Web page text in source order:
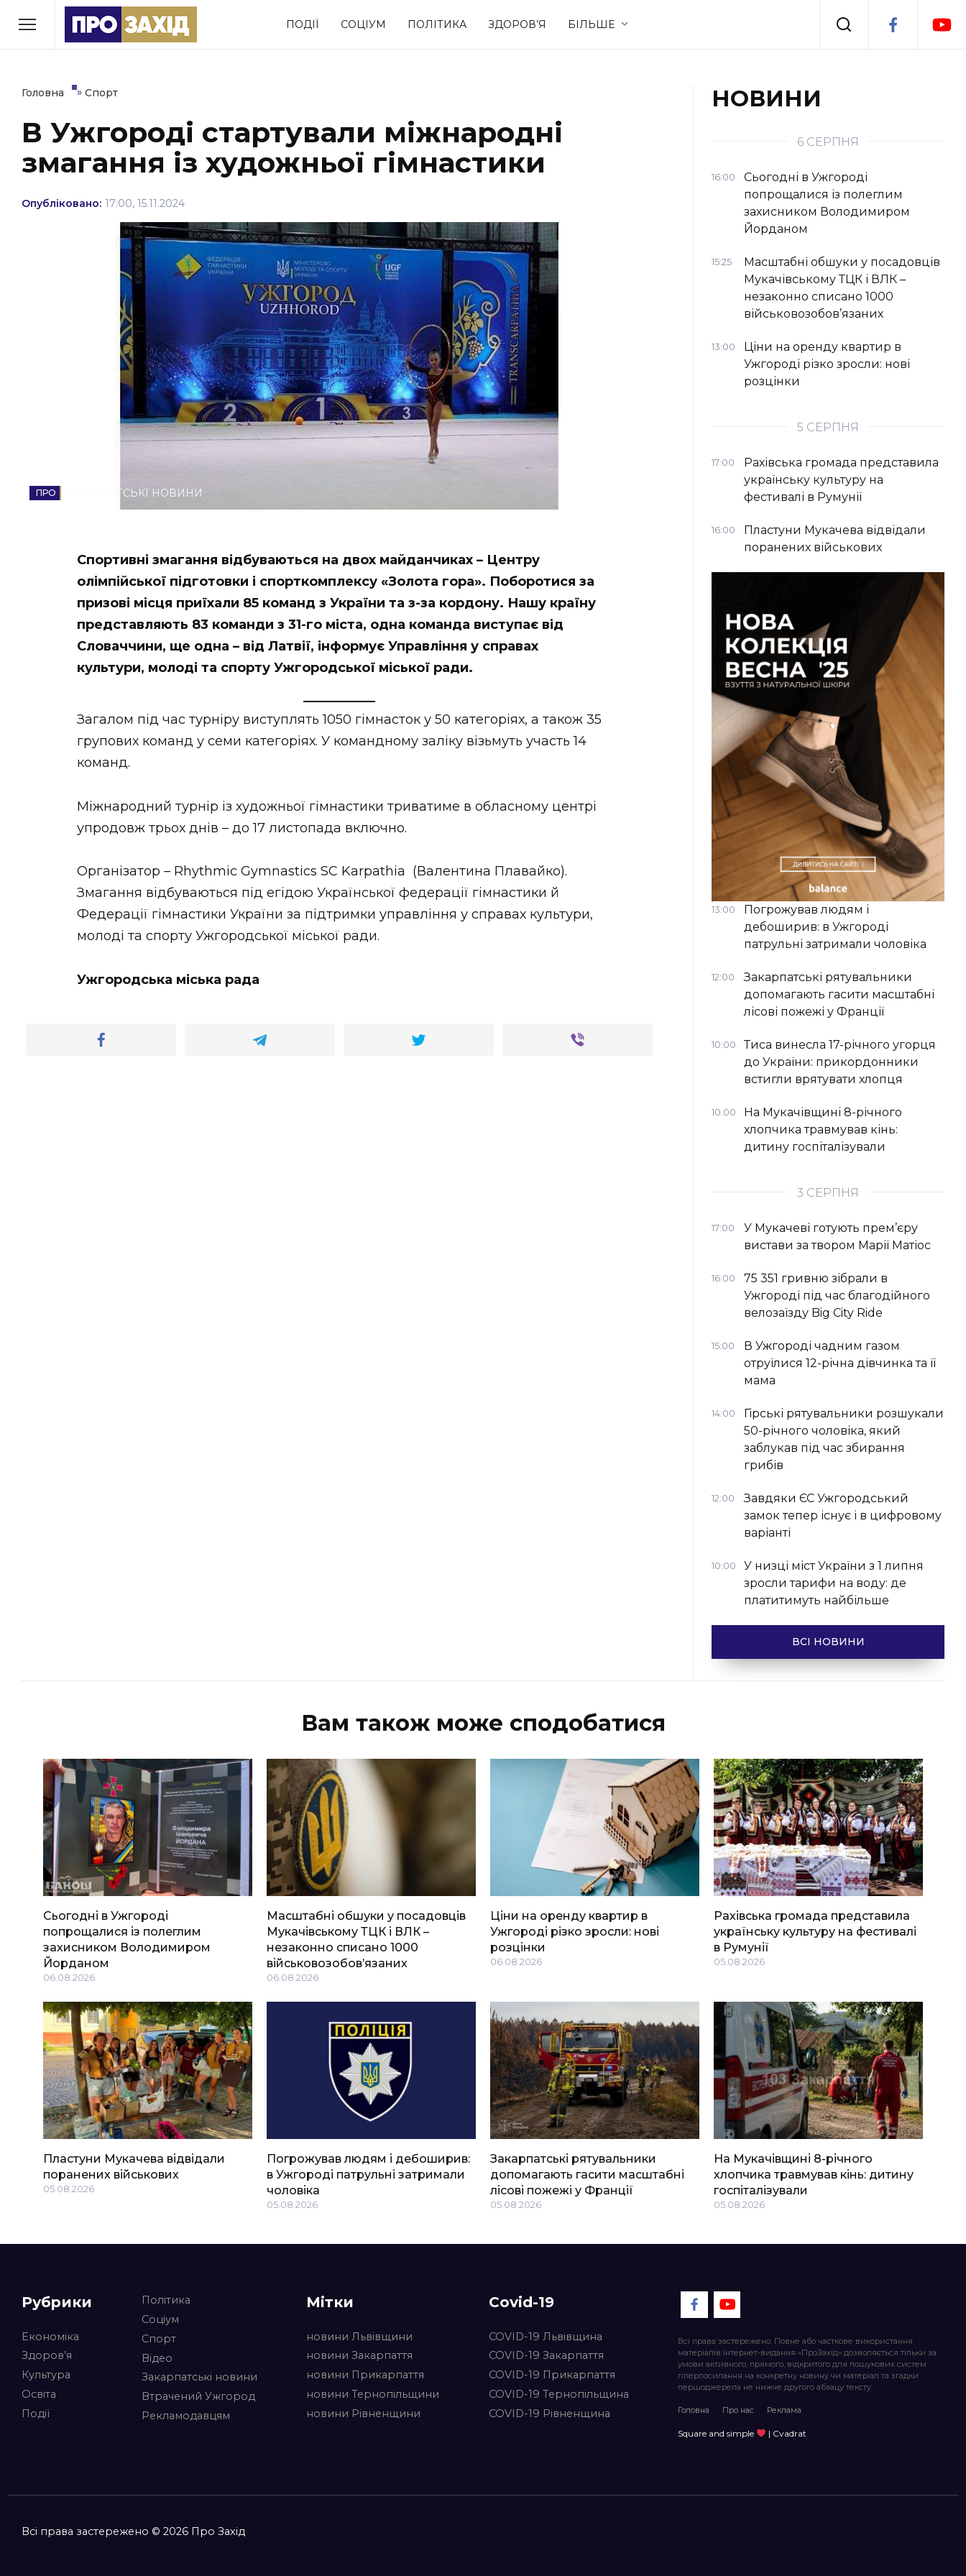
ПОДІЇ СОЦІУМ ПОЛІТИКА ЗДОРОВ’Я БІЛЬШЕ
РУБРИКИ
Економіка Події
Політика Соціум Спорт
Втрачений Ужгород
ЗАКАРПАТСЬКІ НОВИНИ
НОВИНИ ЗАХІДНОЇ УКРАЇНИ
ВІДЕО
Головна » Спорт
В Ужгороді стартували міжнародні
змагання із художньої гімнастики
Опубліковано: 17:00, 15.11.2024
ЗАКАРПАТСЬКІ НОВИНИ
Спортивні змагання відбуваються на двох майданчиках – Центру
олімпійської підготовки і спорткомплексу «Золота гора». Поборотися за
призові місця приїхали 85 команд з України та з-за кордону. Нашу країну
представляють 83 команди з 31-го міста, одна команда виступає від
Словаччини, ще одна – від Латвії, інформує Управління у справах
культури, молоді та спорту Ужгородської міської ради.
Загалом під час турніру виступлять 1050 гімнасток у 50 категоріях, а також 35
групових команд у семи категоріях. У командному заліку візьмуть участь 14
команд.
Міжнародний турнір із художньої гімнастики триватиме в обласному центрі
упродовж трьох днів – до 17 листопада включно.
Організатор – Rhythmic Gymnastics SC Karpathia (Валентина Плавайко).
Змагання відбуваються під егідою Української федерації гімнастики й
Федерації гімнастики України за підтримки управління у справах культури,
молоді та спорту Ужгородської міської ради.
Ужгородська міська рада
НОВИНИ
6 СЕРПНЯ
16:00
Сьогодні в Ужгороді
попрощалися із полеглим
захисником Володимиром
Йорданом
15:25
Масштабні обшуки у посадовців
Мукачівському ТЦК і ВЛК –
незаконно списано 1000
військовозобов’язаних
13:00
Ціни на оренду квартир в
Ужгороді різко зросли: нові
розцінки
5 СЕРПНЯ
17:00
Рахівська громада представила
українську культуру на
фестивалі в Румунії
16:00
Пластуни Мукачева відвідали
поранених військових
13:00
Погрожував людям і
дебоширив: в Ужгороді
патрульні затримали чоловіка
12:00
Закарпатські рятувальники
допомагають гасити масштабні
лісові пожежі у Франції
10:00
Тиса винесла 17-річного угорця
до України: прикордонники
встигли врятувати хлопця
10:00
На Мукачівщині 8-річного
хлопчика травмував кінь:
дитину госпіталізували
3 СЕРПНЯ
17:00
У Мукачеві готують прем’єру
вистави за твором Марії Матіос
16:00
75 351 гривню зібрали в
Ужгороді під час благодійного
велозаїзду Big Сity Ride
15:00
В Ужгороді чадним газом
отруїлися 12-річна дівчинка та її
мама
14:00
Гірські рятувальники розшукали
50-річного чоловіка, який
заблукав під час збирання
грибів
12:00
Завдяки ЄС Ужгородський
замок тепер існує і в цифровому
варіанті
10:00
У низці міст України з 1 липня
зросли тарифи на воду: де
платитимуть найбільше
ВСІ НОВИНИ
Вам також може сподобатися
Сьогодні в Ужгороді
попрощалися із полеглим
захисником Володимиром
Йорданом
06.08.2026
Масштабні обшуки у посадовців
Мукачівському ТЦК і ВЛК –
незаконно списано 1000
військовозобов’язаних
06.08.2026
Ціни на оренду квартир в
Ужгороді різко зросли: нові
розцінки
06.08.2026
Рахівська громада представила
українську культуру на фестивалі
в Румунії
05.08.2026
Пластуни Мукачева відвідали
поранених військових
05.08.2026
Погрожував людям і дебоширив:
в Ужгороді патрульні затримали
чоловіка
05.08.2026
Закарпатські рятувальники
допомагають гасити масштабні
лісові пожежі у Франції
05.08.2026
На Мукачівщині 8-річного
хлопчика травмував кінь: дитину
госпіталізували
05.08.2026
Рубрики
Економіка
Здоров’я
Культура
Освіта
Події
Політика
Соціум
Спорт
Відео
Закарпатські новини
Втрачений Ужгород
Рекламодавцям
Мітки
новини Львівщини
новини Закарпаття
новини Прикарпаття
новини Тернопільщини
новини Рівненщини
Covid-19
COVID-19 Львівщина
COVID-19 Закарпаття
COVID-19 Прикарпаття
COVID-19 Тернопільщина
COVID-19 Рівненщина
Всі права застережено. Повне або часткове використання
матеріалів інтернет-видання «ПроЗахід» дозволяється тільки за
умови активного, прямого, відкритого для пошукових систем
гіперпосилання на конкретну новину чи матеріал та згадки
першоджерела не нижче другого абзацу тексту.
Головна Про нас Реклама
Square and simple | Cvadrat
Всі права застережено © 2026 Про Захід